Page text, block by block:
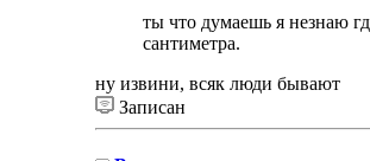
ты что думаешь я незнаю
сантиметра.
ну извини, всяк люди бывают
Записан